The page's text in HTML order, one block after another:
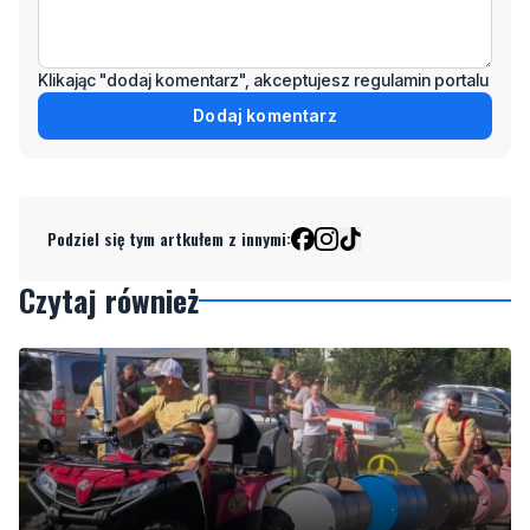
Klikając "dodaj komentarz", akceptujesz regulamin portalu
Dodaj komentarz
Podziel się tym artkułem z innymi:
Czytaj również